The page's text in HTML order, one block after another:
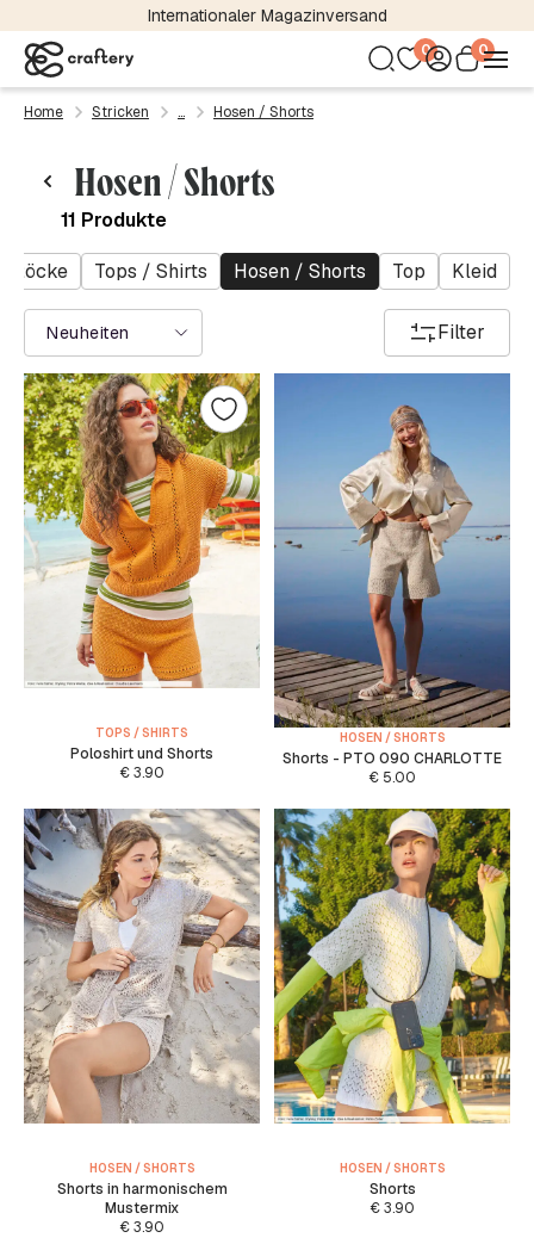
Internationaler Magazinversand
0 0
Home Stricken Hosen / Shorts
Hosen / Shorts
11 Produkte
Röcke Tops / Shirts Hosen / Shorts Top Kleid
Neuheiten Filter
TOPS / SHIRTS
Poloshirt und Shorts
€3.90
HOSEN / SHORTS
Shorts - PTO 090 CHARLOTTE
€ 5.00
HOSEN / SHORTS
Shorts in harmonischem
Mustermix
€3.90
HOSEN / SHORTS
Shorts
€3.90